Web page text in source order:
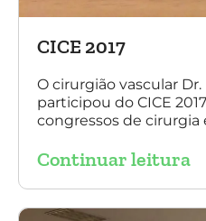
CICE 2017
O cirurgião vascular
participou do CICE
congressos de cirurgia
sobre a experiência
multilayer. Mais de
sem nenhum caso de
Continuar leitura